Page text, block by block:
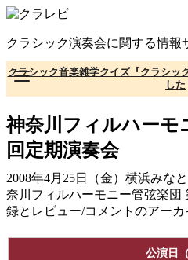
コ
テ
ン
ツ
へ
移
動
クラシック演奏会に関する情報
クラシック音楽雑学クイズ『クラシッ
した
神奈川フィルハーモ
回定期演奏会
2008年4月25日（金）横浜みな
奈川フィルハーモニー管弦楽団
録とレビュー/コメントのアーカ
公演日